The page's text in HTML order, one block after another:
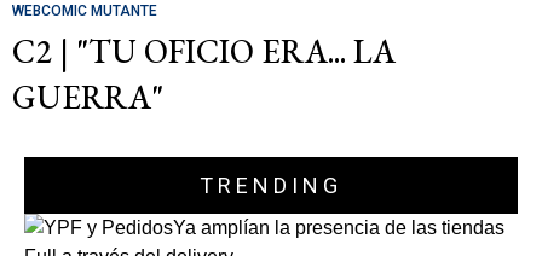
WEBCOMIC MUTANTE
C2 | "TU OFICIO ERA... LA
GUERRA"
TRENDING